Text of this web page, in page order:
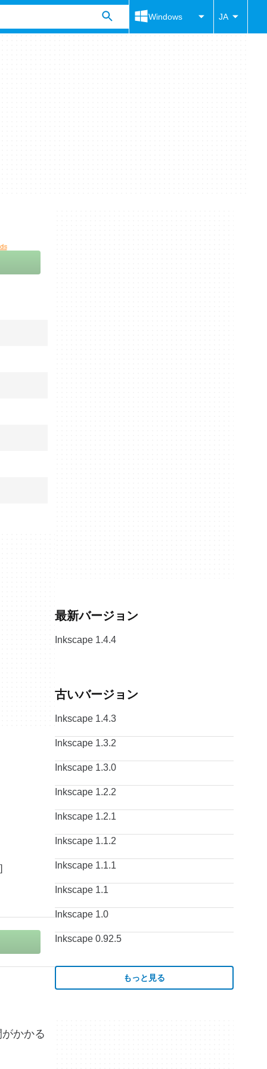
Windows JA
かかる
最新バージョン
Inkscape 1.4.4
古いバージョン
Inkscape 1.4.3
Inkscape 1.3.2
Inkscape 1.3.0
Inkscape 1.2.2
Inkscape 1.2.1
Inkscape 1.1.2
Inkscape 1.1.1
Inkscape 1.1
Inkscape 1.0
Inkscape 0.92.5
もっと見る